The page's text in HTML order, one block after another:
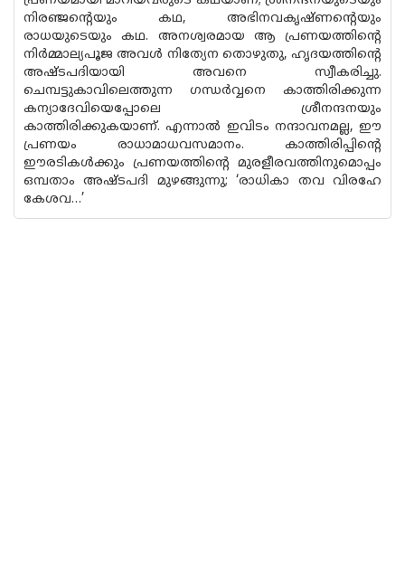
നിരഞ്ജന്റെയും കഥ, അഭിനവകൃഷ്ണന്റെയും
രാധയുടെയും കഥ. അനശ്വരമായ ആ പ്രണയത്തിന്റെ
നിർമ്മാല്യപൂജ അവൾ നിത്യേന തൊഴുതു, ഹൃദയത്തിന്റെ
അഷ്ടപദിയായി അവനെ സ്വീകരിച്ചു.
ചെമ്പട്ടുകാവിലെത്തുന്ന ഗന്ധർവ്വനെ കാത്തിരിക്കുന്ന
കന്യാദേവിയെപ്പോലെ ശ്രീനന്ദനയും
കാത്തിരിക്കുകയാണ്. എന്നാൽ ഇവിടം നന്ദാവനമല്ല, ഈ
പ്രണയം രാധാമാധവസമാനം. കാത്തിരിപ്പിന്റെ
ഈരടികൾക്കും പ്രണയത്തിന്റെ മുരളീരവത്തിനുമൊപ്പം
ഒമ്പതാം അഷ്ടപദി മുഴങ്ങുന്നു; ‘രാധികാ തവ വിരഹേ
കേശവ…’